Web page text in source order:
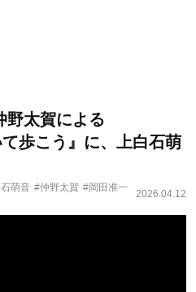
野太賀による
て歩こう』に、上白石萌
萌音 #仲野太賀 #岡田准一
2026.04.12